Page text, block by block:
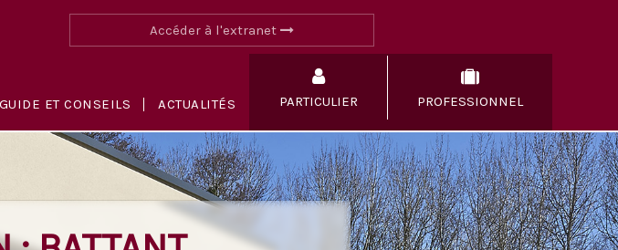
Accéder à l'extranet
GUIDE ET CONSEILS ACTUALITÉS PARTICULIER PROFESSIONNEL